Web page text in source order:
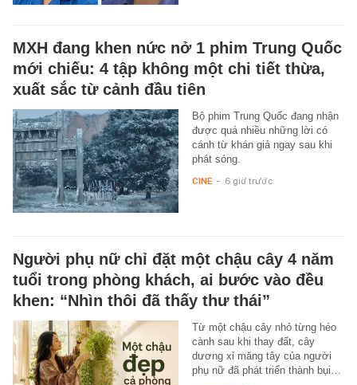
MXH đang khen nức nở 1 phim Trung Quốc
mới chiếu: 4 tập không một chi tiết thừa,
xuất sắc từ cảnh đầu tiên
Bộ phim Trung Quốc đang nhận
được quá nhiều những lời có
cánh từ khán giả ngay sau khi
phát sóng.
CINE - 6 giờ trước
Người phụ nữ chỉ đặt một chậu cây 4 năm
tuổi trong phòng khách, ai bước vào đều
khen: “Nhìn thôi đã thấy thư thái”
Từ một chậu cây nhỏ từng héo
cành sau khi thay đất, cây
dương xỉ măng tây của người
phụ nữ đã phát triển thành bụi…